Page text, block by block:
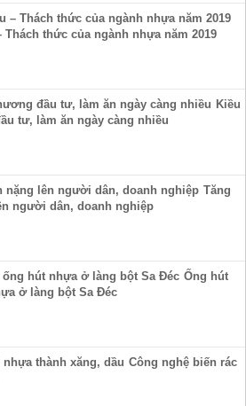
thức của ngành nhựa năm 2019
Kiều
tư, làm ăn ngày càng nhiều
Tăng
người dân, doanh nghiệp
Ống hút
ở làng bột Sa Đéc
Công nghệ biến rác